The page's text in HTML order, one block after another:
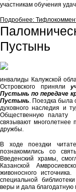
участникам обучения
Подробнее:
Пустынь
инвалиды Калужской
Островского приняли
Пустынь по передаче
Пустынь. Поездка была
духовного наследия и
Общественную палату
связывают многолетнее
дружбы.
В ходе поездки
познакомились со
Введенский храмы,
Казанской
живоносного
специальной
веры и дала благодатную